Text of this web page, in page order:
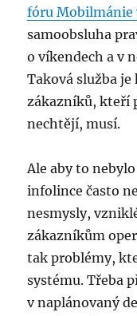
fóru Mobilmánie
samoobsluha
o víkendech a v
Taková služba
zákazníků, kteří
nechtějí, musí.
Ale aby to
infolince často
nesmysly,
zákazníkům
tak problémy,
systému. Třeba
v naplánovaný